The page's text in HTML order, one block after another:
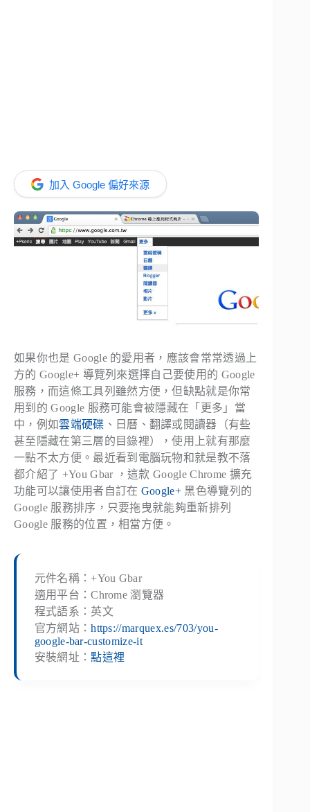
加入 Google 偏好來源
如果你也是 Google 的愛用者，應該會常常透過上
方的 Google+ 導覽列來選擇自己要使用的 Google
服務，而這條工具列雖然方便，但缺點就是你常
用到的 Google 服務可能會被隱藏在「更多」當
中，例如雲端硬碟 、日曆、翻譯或閱讀器（有些
甚至隱藏在第三層的目錄裡），使用上就有那麼
一點不太方便。最近看到電腦玩物和就是教不落
都介紹了 +You Gbar ，這款 Google Chrome 擴充
功能可以讓使用者自訂在 Google+ 黑色導覽列的
Google 服務排序，只要拖曳就能夠重新排列
Google 服務的位置，相當方便。
元件名稱：+You Gbar
適用平台：Chrome 瀏覽器
程式語系：英文
官方網站：https://marquex.es/703/you-
google-bar-customize-it
安裝網址：點這裡